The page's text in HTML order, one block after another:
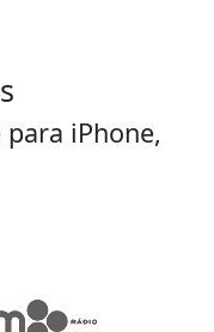
iPhone,